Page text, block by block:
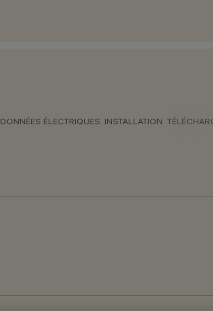
DONNÉES ÉLECTRIQUES INSTALLATION